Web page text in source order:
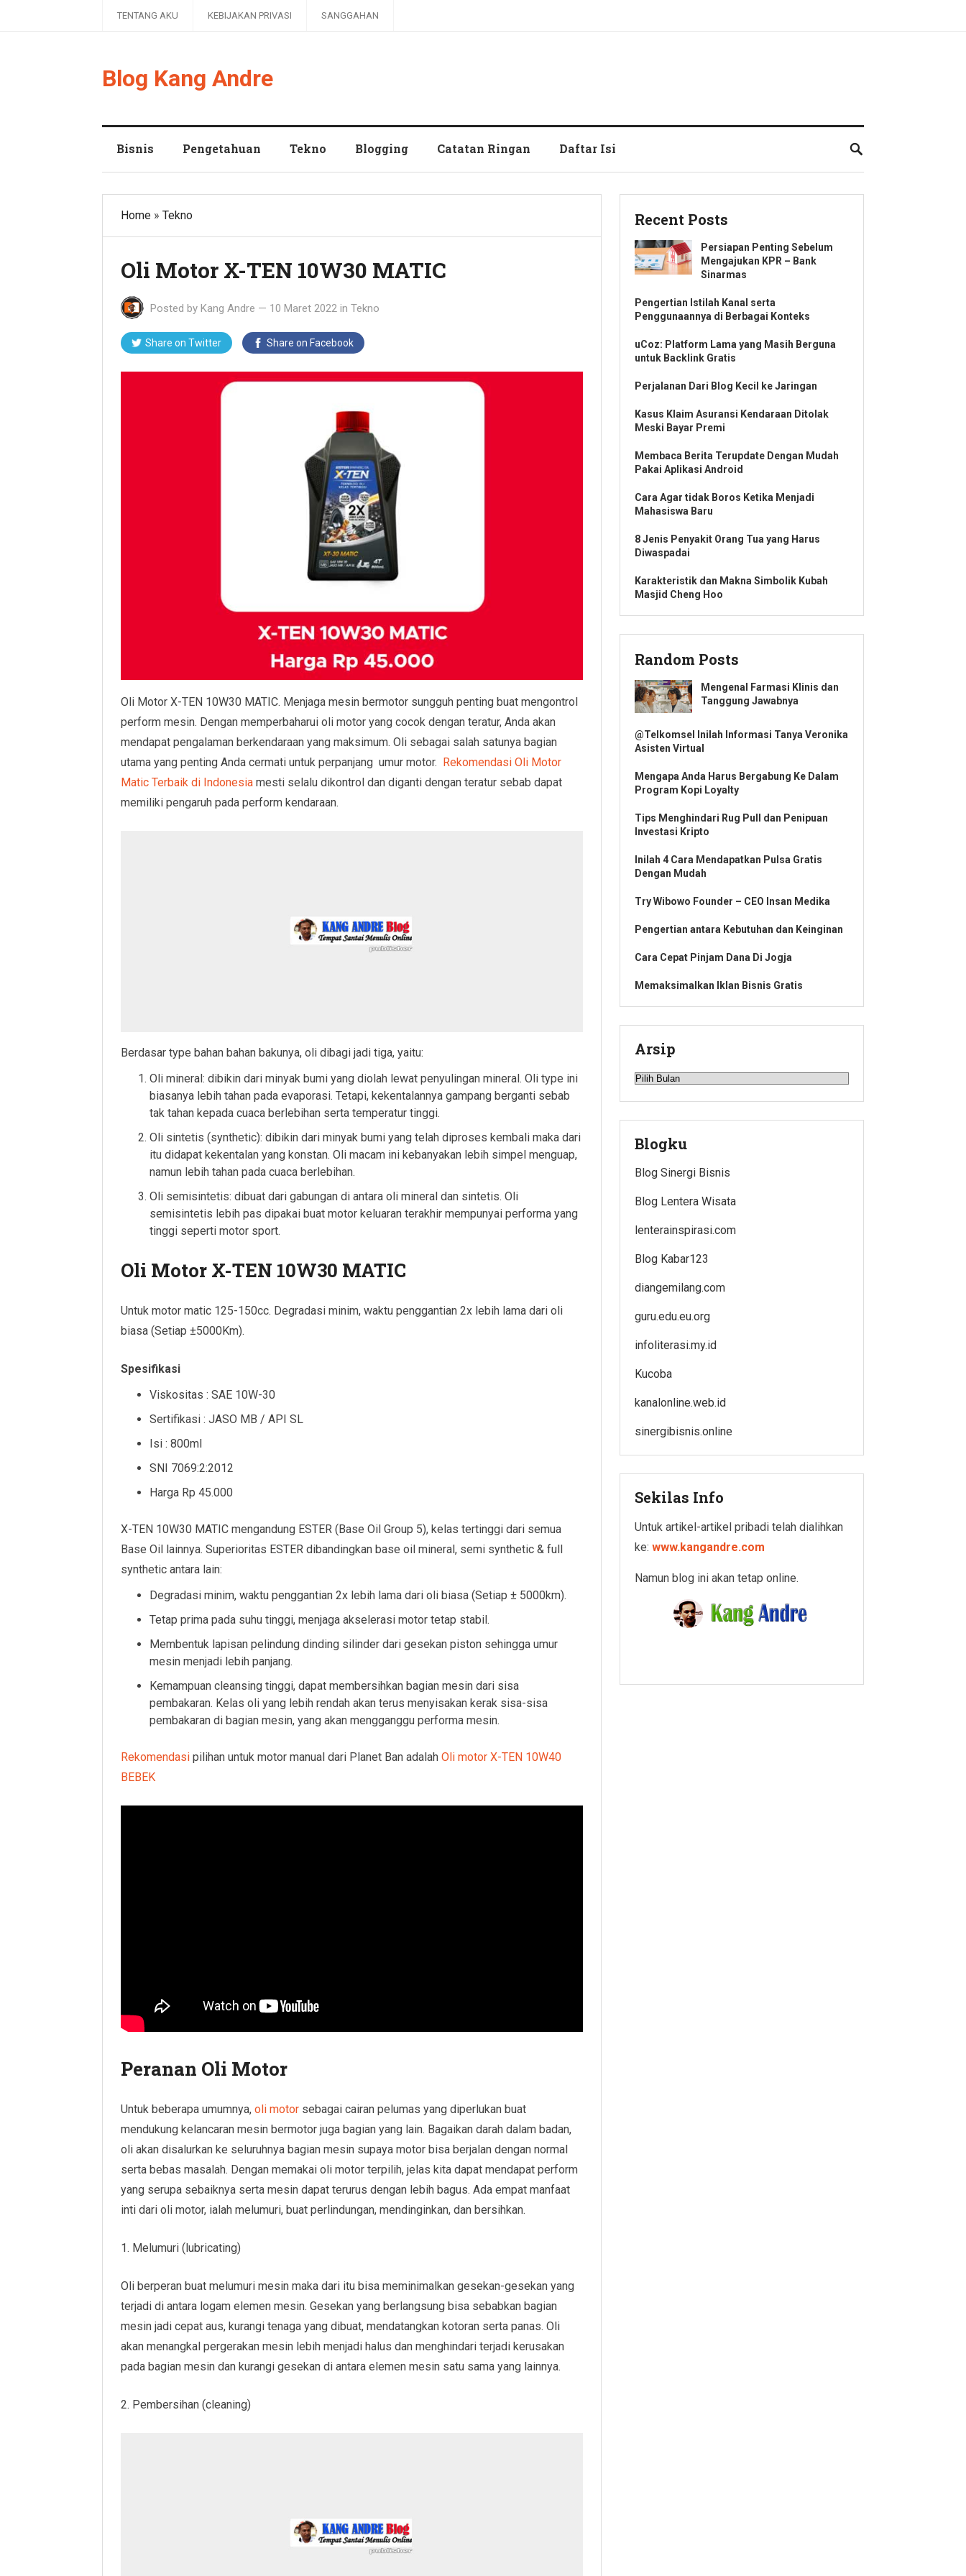
TENTANG AKU KEBIJAKAN PRIVASI SANGGAHAN
Blog Kang Andre
Bisnis Pengetahuan Tekno Blogging Catatan Ringan Daftar Isi
Home » Tekno
Oli Motor X-TEN 10W30 MATIC
Posted by Kang Andre — 10 Maret 2022 in Tekno
Share on Twitter Share on Facebook
Oli Motor X-TEN 10W30 MATIC. Menjaga mesin bermotor sungguh penting buat mengontrol
perform mesin. Dengan memperbaharui oli motor yang cocok dengan teratur, Anda akan
mendapat pengalaman berkendaraan yang maksimum. Oli sebagai salah satunya bagian
utama yang penting Anda cermati untuk perpanjang umur motor. Rekomendasi Oli Motor
Matic Terbaik di Indonesia mesti selalu dikontrol dan diganti dengan teratur sebab dapat
memiliki pengaruh pada perform kendaraan.
Berdasar type bahan bahan bakunya, oli dibagi jadi tiga, yaitu:
Oli mineral: dibikin dari minyak bumi yang diolah lewat penyulingan mineral. Oli type ini
biasanya lebih tahan pada evaporasi. Tetapi, kekentalannya gampang berganti sebab
tak tahan kepada cuaca berlebihan serta temperatur tinggi.
Oli sintetis (synthetic): dibikin dari minyak bumi yang telah diproses kembali maka dari
itu didapat kekentalan yang konstan. Oli macam ini kebanyakan lebih simpel menguap,
namun lebih tahan pada cuaca berlebihan.
Oli semisintetis: dibuat dari gabungan di antara oli mineral dan sintetis. Oli
semisintetis lebih pas dipakai buat motor keluaran terakhir mempunyai performa yang
tinggi seperti motor sport.
Oli Motor X-TEN 10W30 MATIC
Untuk motor matic 125-150cc. Degradasi minim, waktu penggantian 2x lebih lama dari oli
biasa (Setiap ±5000Km).
Spesifikasi
Viskositas : SAE 10W-30
Sertifikasi : JASO MB / API SL
Isi : 800ml
SNI 7069:2:2012
Harga Rp 45.000
X-TEN 10W30 MATIC mengandung ESTER (Base Oil Group 5), kelas tertinggi dari semua
Base Oil lainnya. Superioritas ESTER dibandingkan base oil mineral, semi synthetic & full
synthetic antara lain:
Degradasi minim, waktu penggantian 2x lebih lama dari oli biasa (Setiap ± 5000km).
Tetap prima pada suhu tinggi, menjaga akselerasi motor tetap stabil.
Membentuk lapisan pelindung dinding silinder dari gesekan piston sehingga umur
mesin menjadi lebih panjang.
Kemampuan cleansing tinggi, dapat membersihkan bagian mesin dari sisa
pembakaran. Kelas oli yang lebih rendah akan terus menyisakan kerak sisa-sisa
pembakaran di bagian mesin, yang akan mengganggu performa mesin.
Rekomendasi pilihan untuk motor manual dari Planet Ban adalah Oli motor X-TEN 10W40
BEBEK
Peranan Oli Motor
Untuk beberapa umumnya, oli motor sebagai cairan pelumas yang diperlukan buat
mendukung kelancaran mesin bermotor juga bagian yang lain. Bagaikan darah dalam badan,
oli akan disalurkan ke seluruhnya bagian mesin supaya motor bisa berjalan dengan normal
serta bebas masalah. Dengan memakai oli motor terpilih, jelas kita dapat mendapat perform
yang serupa sebaiknya serta mesin dapat terurus dengan lebih bagus. Ada empat manfaat
inti dari oli motor, ialah melumuri, buat perlindungan, mendinginkan, dan bersihkan.
1. Melumuri (lubricating)
Oli berperan buat melumuri mesin maka dari itu bisa meminimalkan gesekan-gesekan yang
terjadi di antara logam elemen mesin. Gesekan yang berlangsung bisa sebabkan bagian
mesin jadi cepat aus, kurangi tenaga yang dibuat, mendatangkan kotoran serta panas. Oli
akan menangkal pergerakan mesin lebih menjadi halus dan menghindari terjadi kerusakan
pada bagian mesin dan kurangi gesekan di antara elemen mesin satu sama yang lainnya.
2. Pembersihan (cleaning)
Recent Posts
Persiapan Penting Sebelum
Mengajukan KPR – Bank
Sinarmas
Pengertian Istilah Kanal serta
Penggunaannya di Berbagai Konteks
uCoz: Platform Lama yang Masih Berguna
untuk Backlink Gratis
Perjalanan Dari Blog Kecil ke Jaringan
Kasus Klaim Asuransi Kendaraan Ditolak
Meski Bayar Premi
Membaca Berita Terupdate Dengan Mudah
Pakai Aplikasi Android
Cara Agar tidak Boros Ketika Menjadi
Mahasiswa Baru
8 Jenis Penyakit Orang Tua yang Harus
Diwaspadai
Karakteristik dan Makna Simbolik Kubah
Masjid Cheng Hoo
Random Posts
Mengenal Farmasi Klinis dan
Tanggung Jawabnya
@Telkomsel Inilah Informasi Tanya Veronika
Asisten Virtual
Mengapa Anda Harus Bergabung Ke Dalam
Program Kopi Loyalty
Tips Menghindari Rug Pull dan Penipuan
Investasi Kripto
Inilah 4 Cara Mendapatkan Pulsa Gratis
Dengan Mudah
Try Wibowo Founder – CEO Insan Medika
Pengertian antara Kebutuhan dan Keinginan
Cara Cepat Pinjam Dana Di Jogja
Memaksimalkan Iklan Bisnis Gratis
Arsip
Arsip
Blogku
Blog Sinergi Bisnis
Blog Lentera Wisata
lenterainspirasi.com
Blog Kabar123
diangemilang.com
guru.edu.eu.org
infoliterasi.my.id
Kucoba
kanalonline.web.id
sinergibisnis.online
Sekilas Info
Untuk artikel-artikel pribadi telah dialihkan
ke: www.kangandre.com
Namun blog ini akan tetap online.